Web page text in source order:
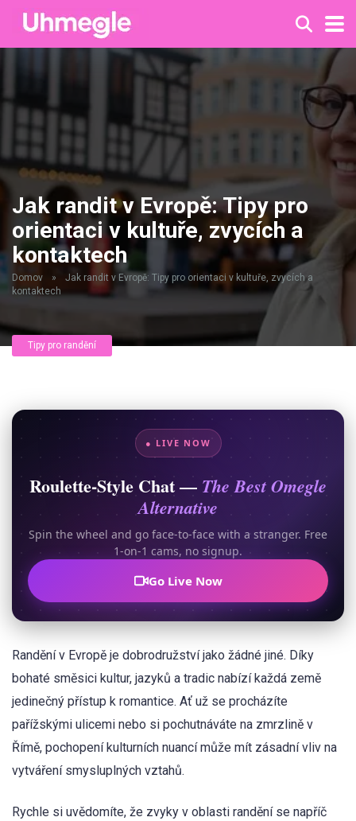
Jak randit v Evropě: Tipy pro
orientaci v kultuře, zvycích a
kontaktech
Domov »
Jak randit v Evropě: Tipy pro orientaci v kultuře, zvycích a
kontaktech
Tipy pro randění
● LIVE NOW
Roulette-Style Chat — The Best Omegle
Alternative
Spin the wheel and go face-to-face with a stranger. Free
1-on-1 cams, no signup.
Go Live Now
Randění v Evropě je dobrodružství jako žádné jiné. Díky
bohaté směsici kultur, jazyků a tradic nabízí každá země
jedinečný přístup k romantice. Ať už se procházíte
pařížskými ulicemi nebo si pochutnáváte na zmrzlině v
Římě, pochopení kulturních nuancí může mít zásadní vliv na
vytváření smysluplných vztahů.
Rychle si uvědomíte, že zvyky v oblasti randění se napříč